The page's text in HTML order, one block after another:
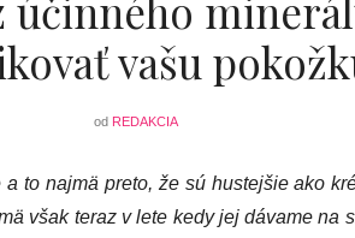
účinného
vašu
od REDAKCIA
to najmä preto, že sú hustejšie ako
však teraz v lete kedy jej dávame na